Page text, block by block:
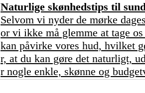
Naturlige skønhedstips til
Selvom vi nyder de mørke
or vi ikke må glemme at tage
kan påvirke vores hud, hvilket
r, at du kan gøre det naturligt,
r nogle enkle, skønne og